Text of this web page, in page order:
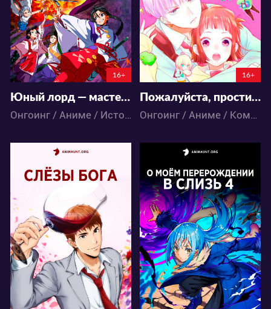
20 3
6:5:53:50
16+
Юный лорд — мастер побега 2
Онгоинг / Аниме / Исторический / Комедия / Приключения / Сёнэн
33 17
6:5:42:50
16+
Пожалуйста, простите моих младших братьев
Онгоинг / Аниме / Комедия / Романтика / Сёдзё
31303
88 32
6:4:26:50
101971
165 154
6:5:55:50